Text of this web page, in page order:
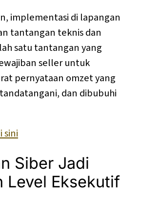
implementasi di lapangan
tantangan teknis dan
satu tantangan yang
seller untuk
pernyataan omzet yang
dan dibubuhi
sini
Siber Jadi
Level Eksekutif